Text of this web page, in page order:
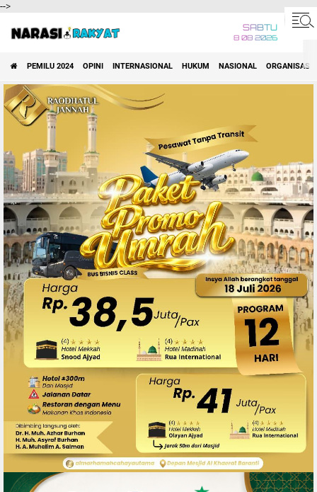
-->
SABTU
8 08 2026
PEMILU 2024 OPINI INTERNASIONAL HUKUM NASIONAL ORGANISASI